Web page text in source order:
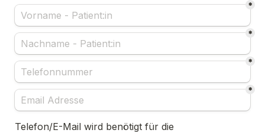
*
*
*
*
Telefon/E-Mail wird benötigt für die